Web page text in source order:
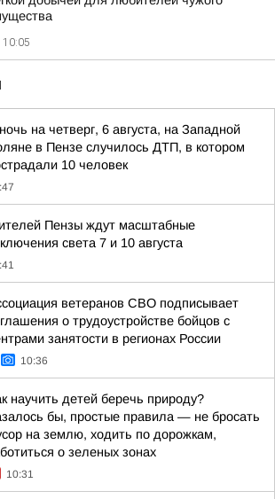
10:05
на четверг, 6 августа, на Западной
в Пензе случилось ДТП, в котором
10 человек
Пензы ждут масштабные
света 7 и 10 августа
ветеранов СВО подписывает
о трудоустройстве бойцов с
занятости в регионах России
10:36
научить детей беречь природу?
бы, простые правила — не бросать
на землю, ходить по дорожкам,
о зеленых зонах
10:31